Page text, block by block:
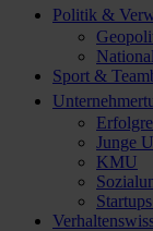
Politik &
Sport &
Junge
KMU